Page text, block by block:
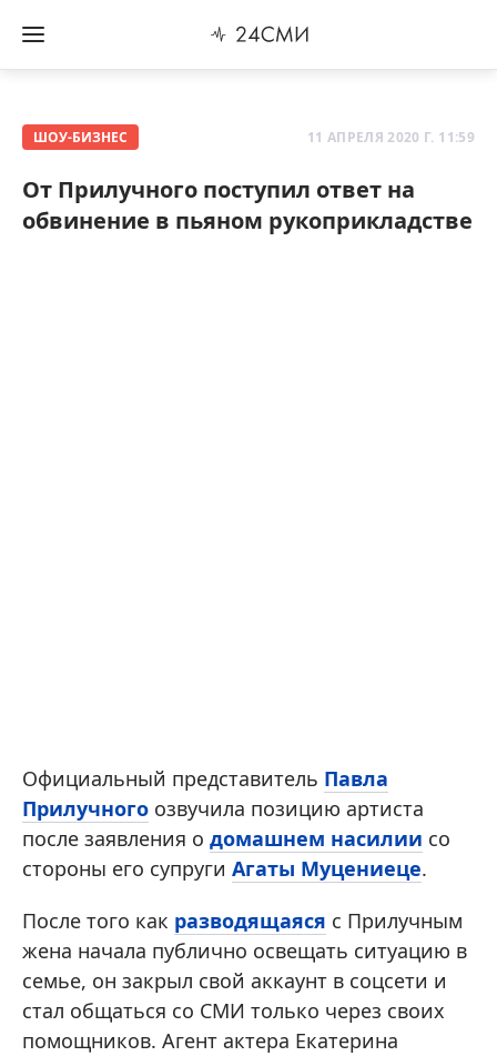
ШОУ-БИЗНЕС 11 АПРЕЛЯ 2020 Г. 11:59
От Прилучного поступил ответ на
обвинение в пьяном рукоприкладстве
Официальный представитель Павла
Прилучного озвучила позицию артиста
после заявления о домашнем насилии со
стороны его супруги Агаты Муцениеце.
После того как разводящаяся с Прилучным
жена начала публично освещать ситуацию в
семье, он закрыл свой аккаунт в соцсети и
стал общаться со СМИ только через своих
помощников. Агент актера Екатерина